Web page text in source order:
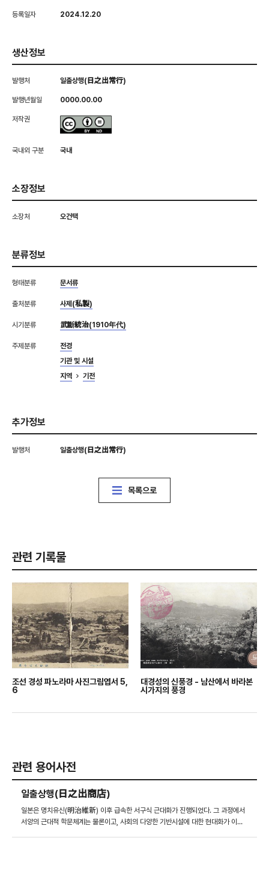
등록일자 2024.12.20
생산정보
발행처 일출상행(日之出常行)
발행년월일 0000.00.00
저작권
국내외 구분 국내
소장정보
소장처 오건택
분류정보
형태분류 문서류
출처분류 사제(私製)
시기분류 武斷統治(1910年代)
주제분류
전경
기관 및 시설
지역
기전
추가정보
발행처 일출상행(日之出常行)
목록으로
관련 기록물
조선 경성 파노라마 사진그림엽서 5,
6
대경성의 신풍경 - 남산에서 바라본
시가지의 풍경
관련 용어사전
일출상행(日之出商店)
일본은 명치유신(明治維新) 이후 급속한 서구식 근대화가 진행되었다. 그 과정에서
서양의 근대적 학문체계는 물론이고, 사회의 다양한 기반시설에 대한 현대화가 이뤄